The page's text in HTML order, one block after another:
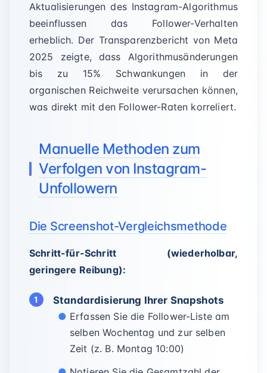
Aktualisierungen des Instagram-Algorithmus
beeinflussen das Follower-Verhalten
erheblich. Der Transparenzbericht von Meta
2025 zeigte, dass Algorithmusänderungen
bis zu 15% Schwankungen in der
organischen Reichweite verursachen können,
was direkt mit den Follower-Raten korreliert.
Manuelle Methoden zum
Verfolgen von Instagram-
Unfollowern
Die Screenshot-Vergleichsmethode
Schritt-für-Schritt (wiederholbar,
geringere Reibung):
Standardisierung Ihrer Snapshots
Erfassen Sie die Follower-Liste am
selben Wochentag und zur selben
Zeit (z. B. Montag 10:00)